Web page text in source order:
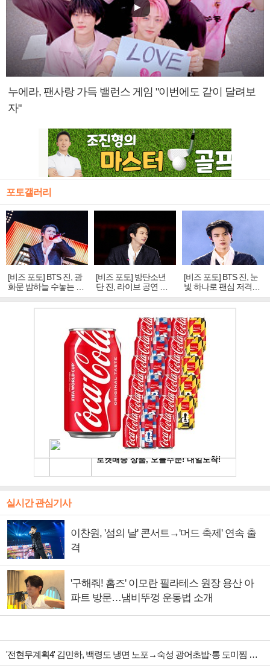
누에라, 팬사랑 가득 밸런스 게임 "이번에도 같이 달려보
자"
포토갤러리
[비즈 포토] BTS 진, 광
화문 밤하늘 수놓는 '비
주얼 킹'의 열창
[비즈 포토] 방탄소년
단 진, 라이브 공연 중
빛나는 독보적 아우라
[비즈 포토] BTS 진, 눈
빛 하나로 팬심 저격…
독보적 카리스마
실시간 관심기사
이찬원, '섬의 날' 콘서트→'머드 축제' 연속 출
격
'구해줘! 홈즈' 이모란 필라테스 원장 용산 아
파트 방문…냄비뚜껑 운동법 소개
'전현무계획4' 김민하, 백령도 냉면 노포→숙성 광어초밥·통 도미찜 맛집 탐방